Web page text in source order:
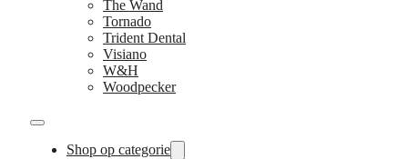
The Wand
Tornado
Trident Dental
Visiano
W&H
Woodpecker
Shop op categorie